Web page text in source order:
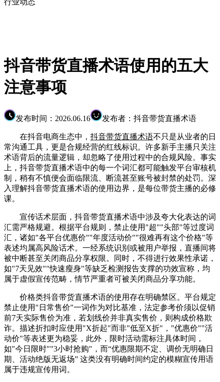
抖音带货直播术语使用的五大
注意事项
发布时间：2026.06.16 发布者：抖音带货直播术语
在抖音电商生态中， 抖音带货直播术语不只是从业者的日
常沟通工具，更是合规经营的红线标识。许多新手主播只关注
术语背后的流量逻辑，却忽略了使用过程中的合规风险。事实
上，抖音带货直播术语中的每一个词汇都可能触发平台审核机
制，稍有不慎便会面临限流、断流甚至账号被封禁的处罚。深
入理解抖音带货直播术语的使用边界，是每位带货主播的必修
课。
宣传话术层面，抖音带货直播术语中涉及夸大化表达的词
汇需严格规避。根据平台规则，禁止使用"超""头部"等过度词
汇，诸如"各平台优惠价""年度活动价""很难再有这个价格"等
表述均属高风险话术。一经系统识别或被用户举报，直播间将
被中断甚至关闭商品分享权限。同时，不得进行效果性承诺，
如"7天见效""快速瘦身"等缺乏检测报告支撑的功效宣称，均
属于虚假宣传范畴，情节严重者可被关闭商品分享功能。
价格类抖音带货直播术语的使用存在明确禁区。平台规定
禁止使用"日常售价"一词作为对比基准，法定参考价须以促销
前7天实际售价为准，若划线价并非真实售价，则构成价格欺
诈。描述折扣时应使用"X折起"而非"低至X折"，"优惠价""活
动价"等表述更为稳妥，此外，限时活动需标注具体时间，
如"今日限时""3小时抢购"，而“优惠限期不定、调价无明确日
期、活动绝版无返场” 这类没有明确时间约定的模糊宣传用语
属于违规宣传用词。